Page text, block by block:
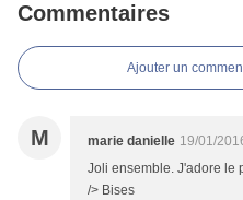
Commentaires
Ajouter un
M marie danielle 19/01/
Joli ensemble. J'adore le
/> Bises